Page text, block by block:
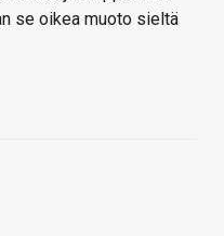
se oikea muoto sieltä